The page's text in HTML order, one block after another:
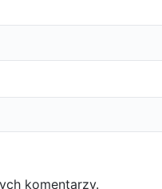
komentarzy.